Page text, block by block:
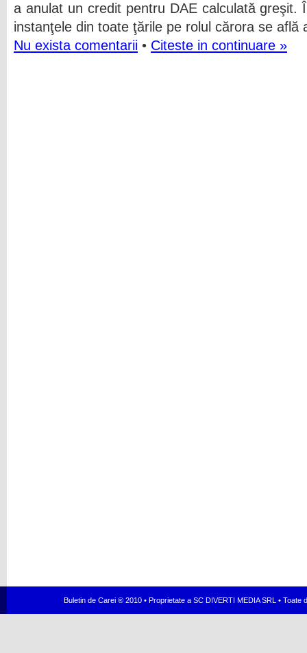
a anulat un credit pentru DAE calculată greşit.
instanţele din toate ţările pe rolul cărora se află
Nu exista comentarii • Citeste in continuare »
Buletin de Carei ® 2010 • Proprietate a SC DIVERTI MEDIA SRL •